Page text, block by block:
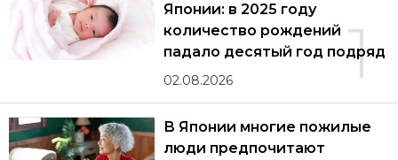
1
Японии: в 2025 году
количество рождений
падало десятый год подряд
02.08.2026
В Японии многие пожилые
люди предпочитают